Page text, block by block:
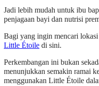
Jadi lebih mudah untuk ibu
penjagaan bayi dan nutrisi
Bagi yang ingin mencari
Little Étoile di sini.
Perkembangan ini bukan
menunjukkan semakin ramai
menggunakan Little Étoile